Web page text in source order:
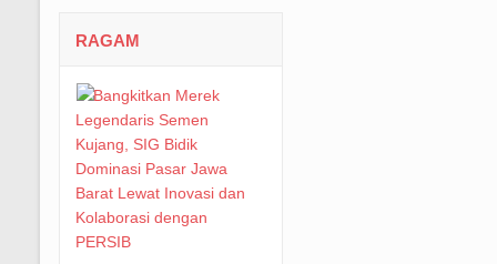
RAGAM